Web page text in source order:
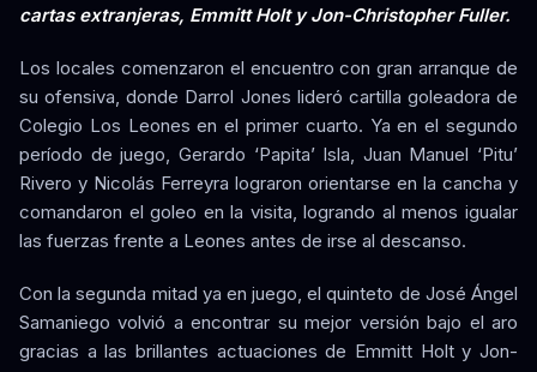
cartas extranjeras, Emmitt Holt y Jon-Christopher Fuller.
Los locales comenzaron el encuentro con gran arranque de
su ofensiva, donde Darrol Jones lideró cartilla goleadora de
Colegio Los Leones en el primer cuarto. Ya en el segundo
período de juego, Gerardo ‘Papita’ Isla, Juan Manuel ‘Pitu’
Rivero y Nicolás Ferreyra lograron orientarse en la cancha y
comandaron el goleo en la visita, logrando al menos igualar
las fuerzas frente a Leones antes de irse al descanso.
Con la segunda mitad ya en juego, el quinteto de José Ángel
Samaniego volvió a encontrar su mejor versión bajo el aro
gracias a las brillantes actuaciones de Emmitt Holt y Jon-